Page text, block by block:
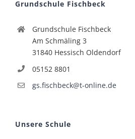
Grundschule Fischbeck
Grundschule Fischbeck
Am Schmäling 3
31840 Hessisch Oldendorf
05152 8801
gs.fischbeck@t-online.de
Unsere Schule